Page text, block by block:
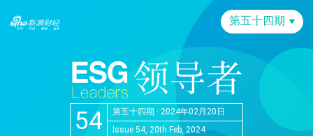
第五十四期
54
第五十四期 · 2024年02月20日
Issue 54, 20th Feb, 2024